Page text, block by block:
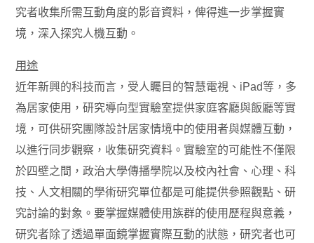
究者收集所需互動角度的影音資料，俾得進一步掌握實
境，深入探究人機互動。
用途
近年新興的科技而言，受人矚目的智慧電視、iPad等，多
為居家使用，研究導向型實驗室提供家庭客廳與飯廳等實
境，可供研究團隊設計居家情境中的使用者與媒體互動，
以進行同步觀察，收集研究資料。實驗室的可能性不僅限
於四壁之間，政治大學傳播學院以及校內社會、心理、科
技、人文相關的學術研究單位都是可能提供參照觀點、研
究討論的對象。要掌握媒體使用族群的使用歷程與意義，
研究者除了透過單面鏡掌握實際互動的狀態，研究者也可